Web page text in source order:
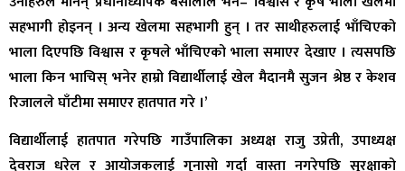
सहभागी होइनन् । अन्य खेलमा सहभागी हुन् । तर साथीहरुलाई भाँचिएको
भाला दिएपछि विश्वास र कृषले भाँचिएको भाला समाएर देखाए । त्यसपछि
भाला किन भाचिस् भनेर हाम्रो विद्यार्थीलाई खेल मैदानमै सुजन श्रेष्ठ र केशव
रिजालले घाँटीमा समाएर हातपात गरे ।’
विद्यार्थीलाई हातपात गरेपछि गाउँपालिका अध्यक्ष राजु उप्रेती, उपाध्यक्ष